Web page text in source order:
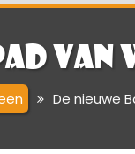
De nieuwe